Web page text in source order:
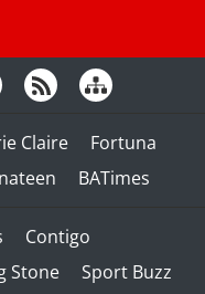
Claire
Fortuna
BATimes
Contigo
Stone
Sport Buzz